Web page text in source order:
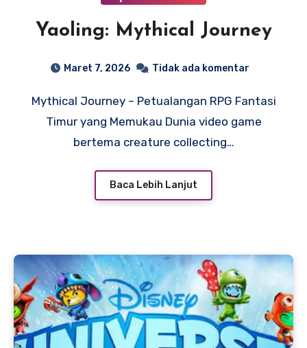
Yaoling: Mythical Journey
Maret 7, 2026 Tidak ada komentar
Mythical Journey – Petualangan RPG Fantasi
Timur yang Memukau Dunia video game
bertema creature collecting…
Baca Lebih Lanjut